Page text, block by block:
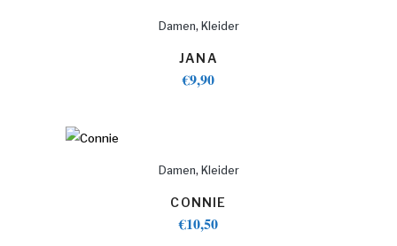
Damen, Kleider
JANA
€9,90
Damen, Kleider
CONNIE
€10,50